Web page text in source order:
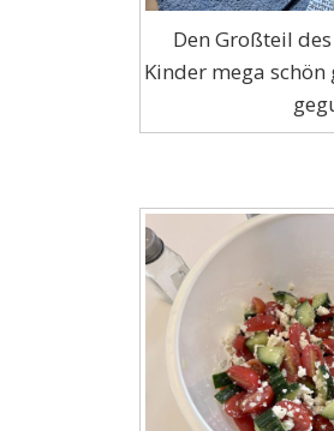
Den Großteil
Kinder mega schön